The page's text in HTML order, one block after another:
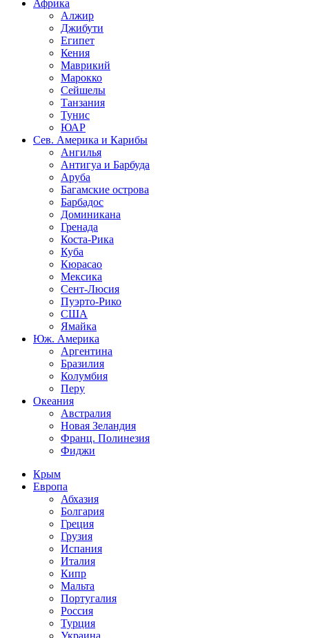
Африка
Алжир
Джибути
Египет
Кения
Маврикий
Марокко
Сейшелы
Танзания
Тунис
ЮАР
Сев. Америка и Карибы
Ангилья
Антигуа и Барбуда
Аруба
Багамские острова
Барбадос
Доминикана
Гренада
Коста-Рика
Куба
Кюрасао
Мексика
Сент-Люсия
Пуэрто-Рико
США
Ямайка
Юж. Америка
Аргентина
Бразилия
Колумбия
Перу
Океания
Австралия
Новая Зеландия
Франц. Полинезия
Фиджи
Крым
Европа
Абхазия
Болгария
Греция
Грузия
Испания
Италия
Кипр
Мальта
Португалия
Россия
Турция
Украина